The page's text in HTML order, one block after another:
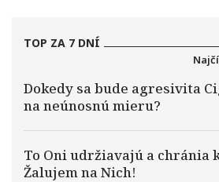
TOP ZA 7 DNÍ
Dokedy sa bude agresivita
na neúnosnú mieru?
To Oni udržiavajú a chránia
Žalujem na Nich!